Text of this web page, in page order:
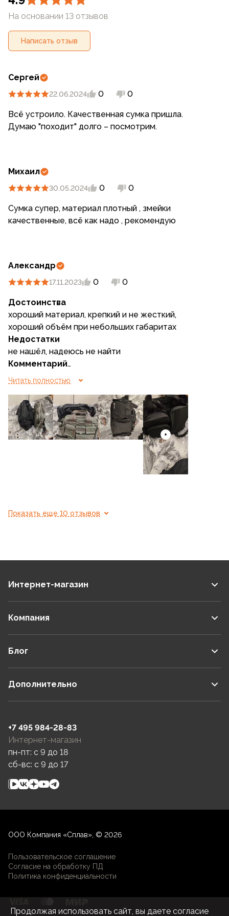
На основании 13 отзывов
Написать отзыв
Сергей
22.06.2024 0 0
Всё устроило. Качественная сумка пришла.
Думаю "походит" долго – посмотрим.
Михаил
30.05.2024 0 0
Сумка супер, материал плотный , змейки
качественные, всё как надо , рекомендую
Александр
17.11.2023 0 0
Достоинства
хороший материал, крепкий и не жесткий,
хороший объём при небольших габаритах
Недостатки
не нашёл, надеюсь не найти
Комментарий
долго думал выбрав, нюансов нет
Читать полностью
Показать еще 10 отзывов
Интернет-магазин
Компания
Блог
Дополнительно
+7 495 984-28-83
Интернет-магазин
пн-пт: c 9 до 18
сб-вс: c 9 до 17
ООО Компания «Сплав», © 2026
Пользовательское соглашение
Согласие на обработку ПД
Политика конфиденциальности
Продолжая использовать сайт, вы даете согласие